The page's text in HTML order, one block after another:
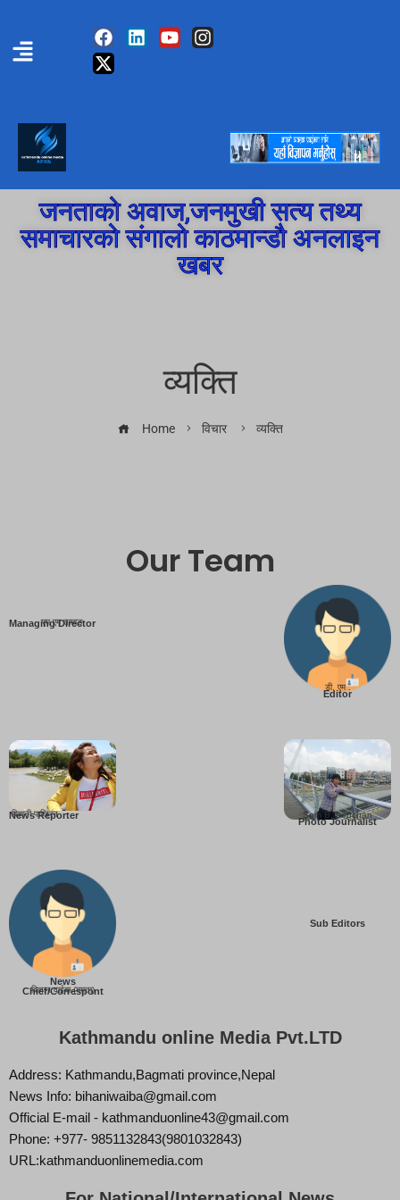
जनताको अवाज,जनमुखी सत्य तथ्य
समाचारको संगालो काठमान्डौ अनलाइन
खबर
व्यक्ति
Home विचार व्यक्ति
Our Team
Managing Director
एम एम तामाङ
Editor
डी. एम .
News Reporter
बिहानी पाख्रिन
Photo Journalist
Som B. Lopchan
News
Chief/Correspont
बिज्ञान वाईबा (ममता)
Sub Editors
Kathmandu online Media Pvt.LTD
Address: Kathmandu,Bagmati province,Nepal
News Info: bihaniwaiba@gmail.com
Official E-mail - kathmanduonline43@gmail.com
Phone: +977- 9851132843(9801032843)
URL:kathmanduonlinemedia.com